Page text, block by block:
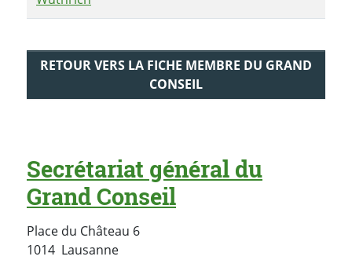
RETOUR VERS LA FICHE MEMBRE DU GRAND
CONSEIL
Secrétariat général du
Grand Conseil
Place du Château 6
1014 LausanneSuisse